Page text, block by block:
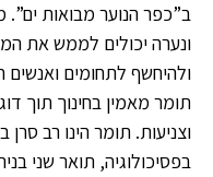
ב”כפר הנוער מבואות
ונערה יכולים לממש את
ולהיחשף לתחומים ואנשים
תומר מאמין בחינוך תוך
וצניעות. תומר הינו רב
בפסיכולוגיה, תואר שני